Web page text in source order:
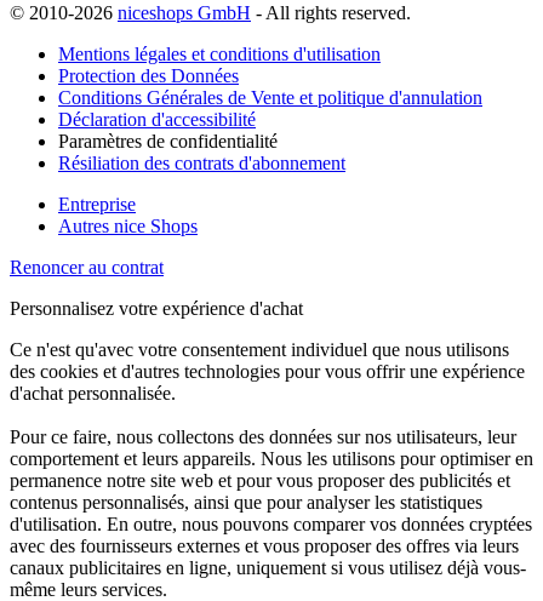
© 2010-2026 niceshops GmbH - All rights reserved.
Mentions légales et conditions d'utilisation
Protection des Données
Conditions Générales de Vente et politique d'annulation
Déclaration d'accessibilité
Paramètres de confidentialité
Résiliation des contrats d'abonnement
Entreprise
Autres nice Shops
Renoncer au contrat
Personnalisez votre expérience d'achat
Ce n'est qu'avec votre consentement individuel que nous utilisons
des cookies et d'autres technologies pour vous offrir une expérience
d'achat personnalisée.
Pour ce faire, nous collectons des données sur nos utilisateurs, leur
comportement et leurs appareils. Nous les utilisons pour optimiser en
permanence notre site web et pour vous proposer des publicités et
contenus personnalisés, ainsi que pour analyser les statistiques
d'utilisation. En outre, nous pouvons comparer vos données cryptées
avec des fournisseurs externes et vous proposer des offres via leurs
canaux publicitaires en ligne, uniquement si vous utilisez déjà vous-
même leurs services.